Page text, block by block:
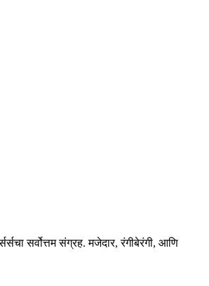
सर्वोत्तम संग्रह. मजेदार, रंगीबेरंगी, आणि